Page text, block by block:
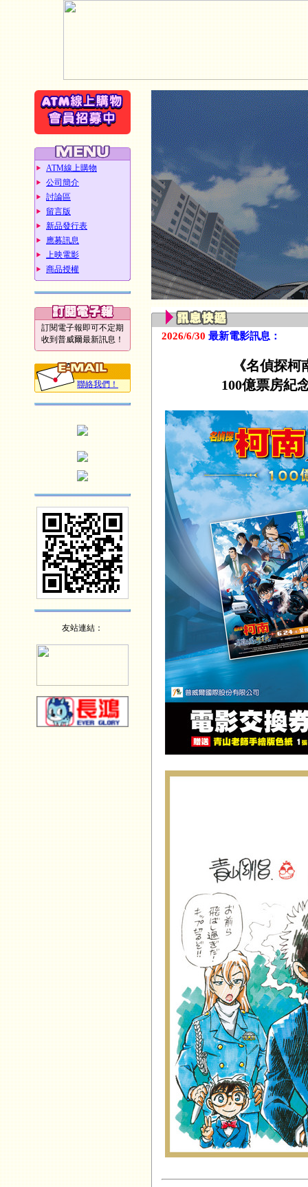
ATM線上購物
公司簡介
討論區
留言版
新品發行表
應募訊息
上映電影
商品授權
訂閱電子報即可不定期
收到普威爾最新訊息！
聯絡我們！
友站連結：
2026/6/30 最新電影訊息：
《名偵探
100億票房紀